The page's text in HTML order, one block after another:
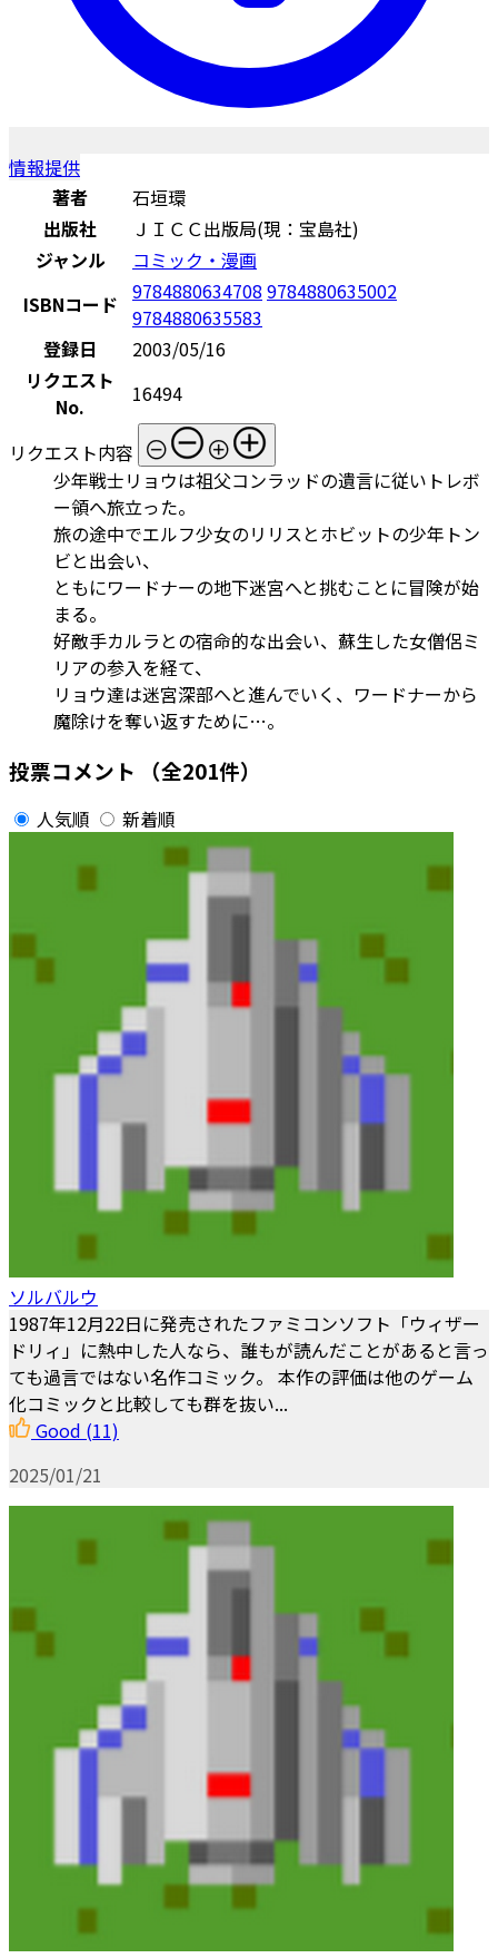
情報提供
著者
石垣環
出版社
ＪＩＣＣ出版局(現：宝島社)
ジャンル
コミック・漫画
ISBNコード 9784880634708 9784880635002
9784880635583
登録日
2003/05/16
リクエスト
No.
16494
リクエスト内容
少年戦士リョウは祖父コンラッドの遺言に従いトレボ
ー領へ旅立った。
旅の途中でエルフ少女のリリスとホビットの少年トン
ビと出会い、
ともにワードナーの地下迷宮へと挑むことに冒険が始
まる。
好敵手カルラとの宿命的な出会い、蘇生した女僧侶ミ
リアの参入を経て、
リョウ達は迷宮深部へと進んでいく、ワードナーから
魔除けを奪い返すために…。
投票コメント （全201件）
人気順 新着順
ソルバルウ
1987年12月22日に発売されたファミコンソフト「ウィザー
ドリィ」に熱中した人なら、誰もが読んだことがあると言っ
ても過言ではない名作コミック。 本作の評価は他のゲーム
化コミックと比較しても群を抜い...
Good (11)
2025/01/21